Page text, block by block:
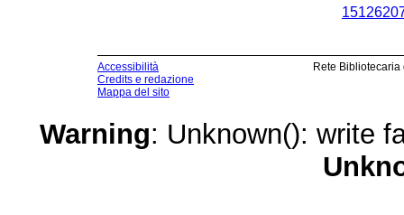
Accessibilità
Credits e redazione
Mappa del sito
Rete
Warning: Unknown(): write